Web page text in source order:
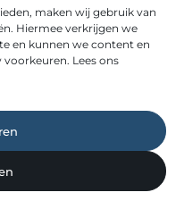
maken wij gebruik van
Hiermee verkrijgen we
en kunnen we content en
Lees ons
storingen en